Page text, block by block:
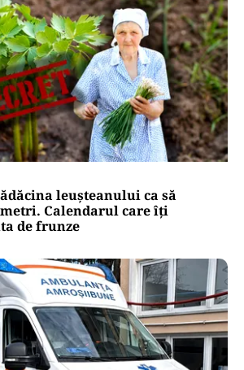
leușteanului ca să
metri. Calendarul care îți
de frunze